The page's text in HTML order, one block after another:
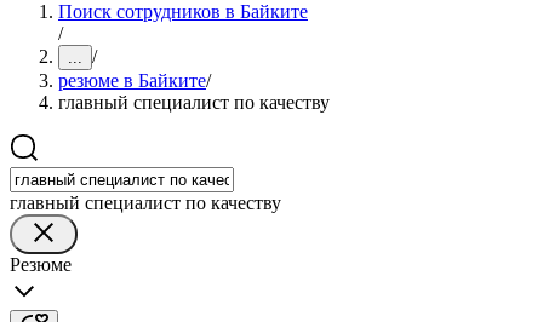
Поиск сотрудников в Байките
/
... /
резюме в Байките/
главный специалист по качеству
главный специалист по качеству
Резюме